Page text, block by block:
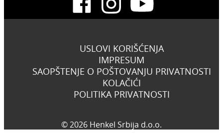
USLOVI KORIŠĆENJA
IMPRESUM
SAOPŠTENJE O POŠTOVANJU PRIVATNOSTI
KOLAČIĆI
POLITIKA PRIVATNOSTI
© 2026 Henkel Srbija d.o.o.